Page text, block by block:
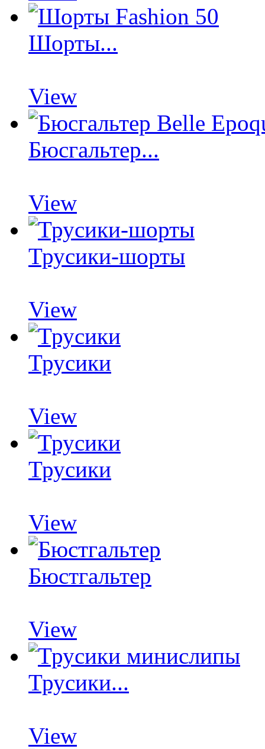
Шорты...
View
Бюсгальтер...
View
Трусики-шорты
View
Трусики
View
Трусики
View
Бюстгальтер
View
Трусики...
View